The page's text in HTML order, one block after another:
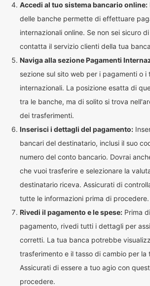
Accedi al tuo sistema bancario online:
delle banche permette di effettuare
internazionali online. Se non sei sicuro
contatta il servizio clienti della tua
Naviga alla sezione Pagamenti
sezione sul sito web per i pagamenti o i
internazionali. La posizione esatta di
tra le banche, ma di solito si trova
dei trasferimenti.
Inserisci i dettagli del pagamento:
bancari del destinatario, inclusi il suo
numero del conto bancario. Dovrai
che vuoi trasferire e selezionare la
destinatario riceva. Assicurati di
tutte le informazioni prima di procedere.
Rivedi il pagamento e le spese: Prima
pagamento, rivedi tutti i dettagli per
corretti. La tua banca potrebbe
trasferimento e il tasso di cambio per la
Assicurati di essere a tuo agio con
procedere.